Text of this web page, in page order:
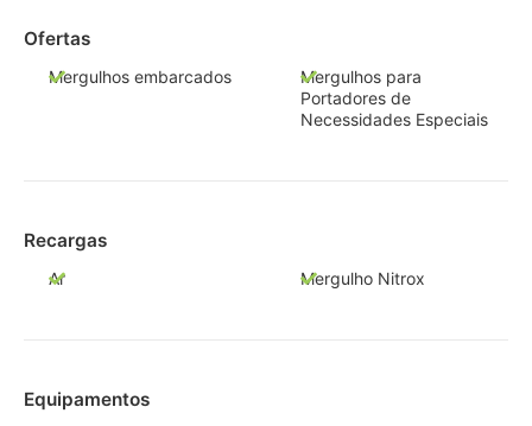
Ofertas
Mergulhos embarcados
Mergulhos para
Portadores de
Necessidades Especiais
Recargas
Ar Mergulho Nitrox
Equipamentos